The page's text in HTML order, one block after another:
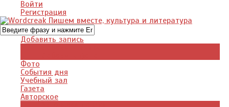
Войти
Регистрация
Добавить запись
Фото
События дня
Учебный зал
Газета
Авторское